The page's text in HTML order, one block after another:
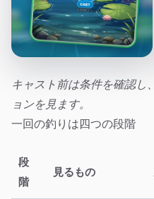
キャスト前は条件を確認し
ョンを見ます。
一回の釣りは四つの段階
段
階
見るもの